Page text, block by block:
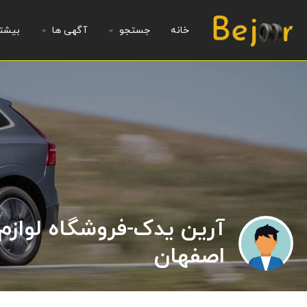
خانه جستجو آگهی ها
آرین یدک-فروشگاه
اصفهان